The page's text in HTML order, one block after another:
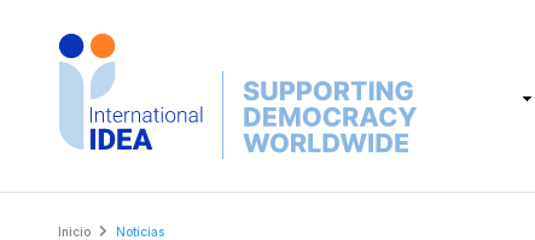
Main
Breadcrumb
Inicio Noticias